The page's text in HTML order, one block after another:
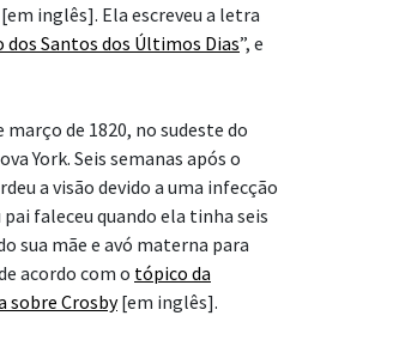
[em inglês]. Ela escreveu a letra
dos Santos dos Últimos Dias”, e
março de 1820, no sudeste do
York. Seis semanas após o
a visão devido a uma infecção
faleceu quando ela tinha seis
sua mãe e avó materna para
acordo com o tópico da
sobre Crosby[em inglês].